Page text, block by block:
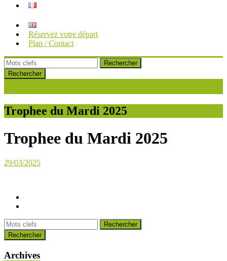
Réservez votre départ
Plan / Contact
Rechercher
Trophee du Mardi 2025
Trophee du Mardi 2025
29/03/2025
Rechercher
Archives